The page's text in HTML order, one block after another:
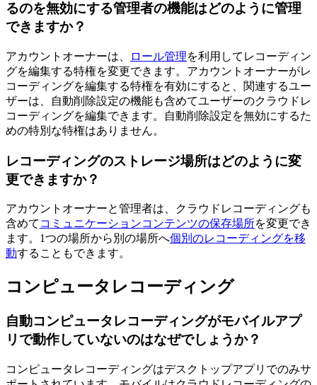
るのを無効にする管理者の機能はどのように管理
できますか？
アカウントオーナーは、 ロール管理を利用してレコーディン
グを編集する特権を変更できます。アカウントオーナーがレ
コーディングを編集する特権を有効にすると、関連するユー
ザーは、自動削除設定の機能も含めてユーザーのクラウドレ
コーディングを編集できます。自動削除設定を無効にするた
めの特別な特権はありません。
レコーディングのストレージ場所はどのように変
更できますか？
アカウントオーナーと管理者は、クラウドレコーディングも
含めて コミュニケーションコンテンツの保存場所を変更でき
ます。1つの場所から別の場所へ個別のレコーディングを移
動することもできます。
コンピュータレコーディング
自動コンピュータレコーディングがモバイルアプ
リで動作していないのはなぜでしょうか？
コンピュータレコーディングはデスクトップアプリでのみサ